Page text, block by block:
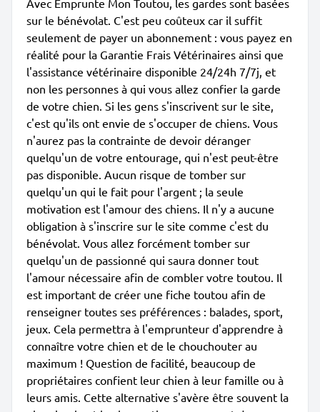
Avec Emprunte Mon Toutou, les gardes sont basées
sur le bénévolat. C'est peu coûteux car il suffit
seulement de payer un abonnement : vous payez en
réalité pour la Garantie Frais Vétérinaires ainsi que
l'assistance vétérinaire disponible 24/24h 7/7j, et
non les personnes à qui vous allez confier la garde
de votre chien. Si les gens s'inscrivent sur le site,
c'est qu'ils ont envie de s'occuper de chiens. Vous
n'aurez pas la contrainte de devoir déranger
quelqu'un de votre entourage, qui n'est peut-être
pas disponible. Aucun risque de tomber sur
quelqu'un qui le fait pour l'argent ; la seule
motivation est l'amour des chiens. Il n'y a aucune
obligation à s'inscrire sur le site comme c'est du
bénévolat. Vous allez forcément tomber sur
quelqu'un de passionné qui saura donner tout
l'amour nécessaire afin de combler votre toutou. Il
est important de créer une fiche toutou afin de
renseigner toutes ses préférences : balades, sport,
jeux. Cela permettra à l'emprunteur d'apprendre à
connaître votre chien et de le chouchouter au
maximum ! Question de facilité, beaucoup de
propriétaires confient leur chien à leur famille ou à
leurs amis. Cette alternative s'avère être souvent la